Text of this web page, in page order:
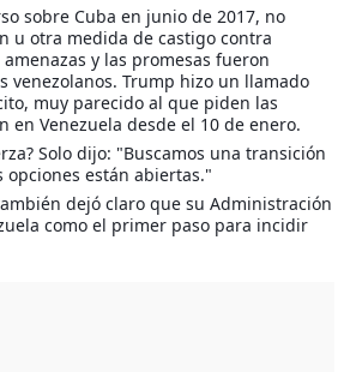
sobre Cuba en junio de 2017, no
u otra medida de castigo contra
amenazas y las promesas fueron
venezolanos. Trump hizo un llamado
muy parecido al que piden las
en Venezuela desde el 10 de enero.
Solo dijo: "Buscamos una transición
opciones están abiertas."
dejó claro que su Administración
como el primer paso para incidir